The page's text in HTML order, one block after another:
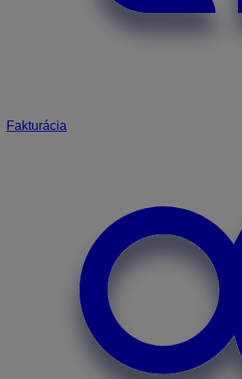
Fakturácia